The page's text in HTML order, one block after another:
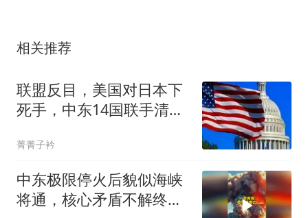
相关推荐
联盟反目，美国对日本下
死手，中东14国联手清
菁菁子衿
中东极限停火后貌似海峡
将通，核心矛盾不解终回